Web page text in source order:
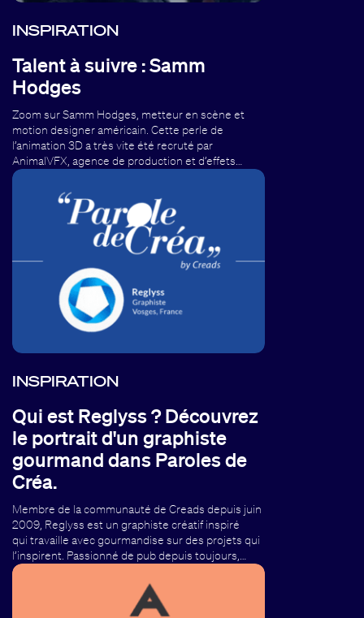
INSPIRATION
Talent à suivre : Samm
Hodges
Zoom sur Samm Hodges, metteur en scène et
motion designer américain. Cette perle de
l’animation 3D a très vite été recruté par
AnimalVFX, agence de production et d’effets…
INSPIRATION
Qui est Reglyss ? Découvrez
le portrait d'un graphiste
gourmand dans Paroles de
Créa.
Membre de la communauté de Creads depuis juin
2009, Reglyss est un graphiste créatif inspiré
qui travaille avec gourmandise sur des projets qui
l’inspirent. Passionné de pub depuis toujours,…